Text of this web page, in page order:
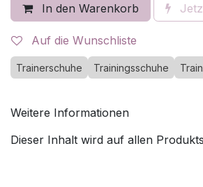
In den Warenkorb
Auf die Wunschliste
Trainerschuhe Trainingsschuhe
Weitere Informationen
Dieser Inhalt wird auf allen